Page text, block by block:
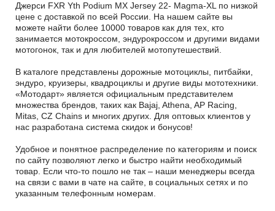
Джерси FXR Yth Podium MX Jersey 22- Magma-XL по низкой
цене с доставкой по всей России. На нашем сайте вы
можете найти более 10000 товаров как для тех, кто
занимается мотокроссом, эндурокроссом и другими видами
мотогонок, так и для любителей мотопутешествий.
В каталоге представлены дорожные мотоциклы, питбайки,
эндуро, круизеры, квадроциклы и другие виды мототехники.
«Мотодарт» является официальным представителем
множества брендов, таких как Bajaj, Athena, AP Racing,
Mitas, CZ Chains и многих других. Для оптовых клиентов у
нас разработана система скидок и бонусов!
Удобное и понятное распределение по категориям и поиск
по сайту позволяют легко и быстро найти необходимый
товар. Если что-то пошло не так – наши менеджеры всегда
на связи с вами в чате на сайте, в социальных сетях и по
указанным телефонным номерам.